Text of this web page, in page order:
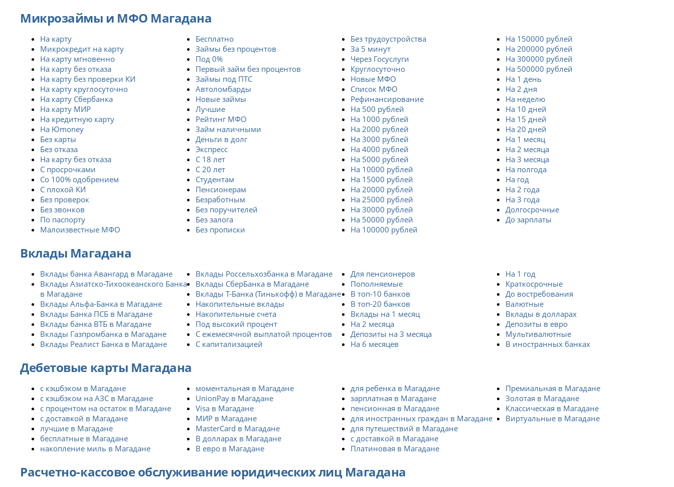
Микрозаймы и МФО Магадана
На карту
Микрокредит на карту
На карту мгновенно
На карту без отказа
На карту без проверки КИ
На карту круглосуточно
На карту Сбербанка
На карту МИР
На кредитную карту
На Юmoney
Без карты
Без отказа
На карту без отказа
С просрочками
Со 100% одобрением
С плохой КИ
Без проверок
Без звонков
По паспорту
Малоизвестные МФО
Бесплатно
Займы без процентов
Под 0%
Первый займ без процентов
Займы под ПТС
Автоломбарды
Новые займы
Лучшие
Рейтинг МФО
Займ наличными
Деньги в долг
Экспресс
С 18 лет
С 20 лет
Студентам
Пенсионерам
Безработным
Без поручителей
Без залога
Без прописки
Без трудоустройства
За 5 минут
Через Госуслуги
Круглосуточно
Новые МФО
Список МФО
Рефинансирование
На 500 рублей
На 1000 рублей
На 2000 рублей
На 3000 рублей
На 4000 рублей
На 5000 рублей
На 10000 рублей
На 15000 рублей
На 20000 рублей
На 25000 рублей
На 30000 рублей
На 50000 рублей
На 100000 рублей
На 150000 рублей
На 200000 рублей
На 300000 рублей
На 500000 рублей
На 1 день
На 2 дня
На неделю
На 10 дней
На 15 дней
На 20 дней
На 1 месяц
На 2 месяца
На 3 месяца
На полгода
На год
На 2 года
На 3 года
Долгосрочные
До зарплаты
Вклады Магадана
Вклады банка Авангард в Магадане
Вклады Азиатско-Тихоокеанского Банка
в Магадане
Вклады Альфа-Банка в Магадане
Вклады Банка ПСБ в Магадане
Вклады банка ВТБ в Магадане
Вклады Газпромбанка в Магадане
Вклады Реалист Банка в Магадане
Вклады Россельхозбанка в Магадане
Вклады СберБанка в Магадане
Вклады Т-Банка (Тинькофф) в Магадане
Накопительные вклады
Накопительные счета
Под высокий процент
С ежемесячной выплатой процентов
С капитализацией
Для пенсионеров
Пополняемые
В топ-10 банков
В топ-20 банков
Вклады на 1 месяц
На 2 месяца
Депозиты на 3 месяца
На 6 месяцев
На 1 год
Краткосрочные
До востребования
Валютные
Вклады в долларах
Депозиты в евро
Мультивалютные
В иностранных банках
Дебетовые карты Магадана
с кэшбэком в Магадане
с кэшбэком на АЗС в Магадане
с процентом на остаток в Магадане
с доставкой в Магадане
лучшие в Магадане
бесплатные в Магадане
накопление миль в Магадане
моментальная в Магадане
UnionPay в Магадане
Visa в Магадане
МИР в Магадане
MasterCard в Магадане
В долларах в Магадане
В евро в Магадане
для ребенка в Магадане
зарплатная в Магадане
пенсионная в Магадане
для иностранных граждан в Магадане
для путешествий в Магадане
с доставкой в Магадане
Платиновая в Магадане
Премиальная в Магадане
Золотая в Магадане
Классическая в Магадане
Виртуальные в Магадане
Расчетно-кассовое обслуживание юридических лиц Магадана